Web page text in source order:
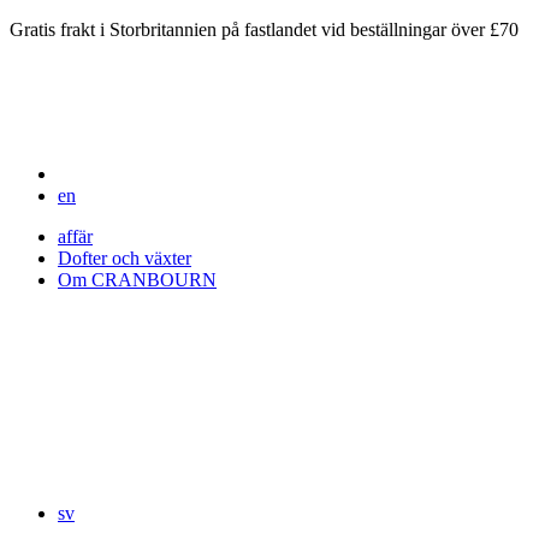
Gratis frakt i Storbritannien på fastlandet vid beställningar över £70
en
affär
Dofter och växter
Om CRANBOURN
sv